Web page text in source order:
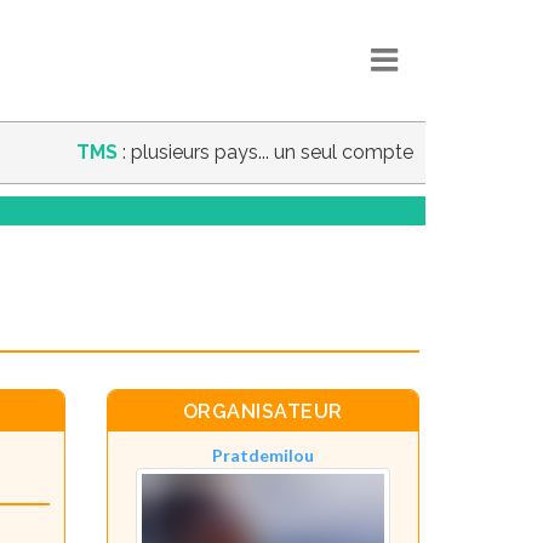
TMS : plusieurs pays... un seul compte
ORGANISATEUR
Pratdemilou